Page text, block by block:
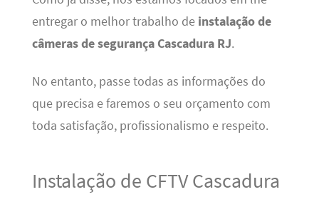
entregar o melhor trabalho de instalação de
câmeras de segurança Cascadura RJ.
No entanto, passe todas as informações do
que precisa e faremos o seu orçamento com
toda satisfação, profissionalismo e respeito.
Instalação de CFTV Cascadura